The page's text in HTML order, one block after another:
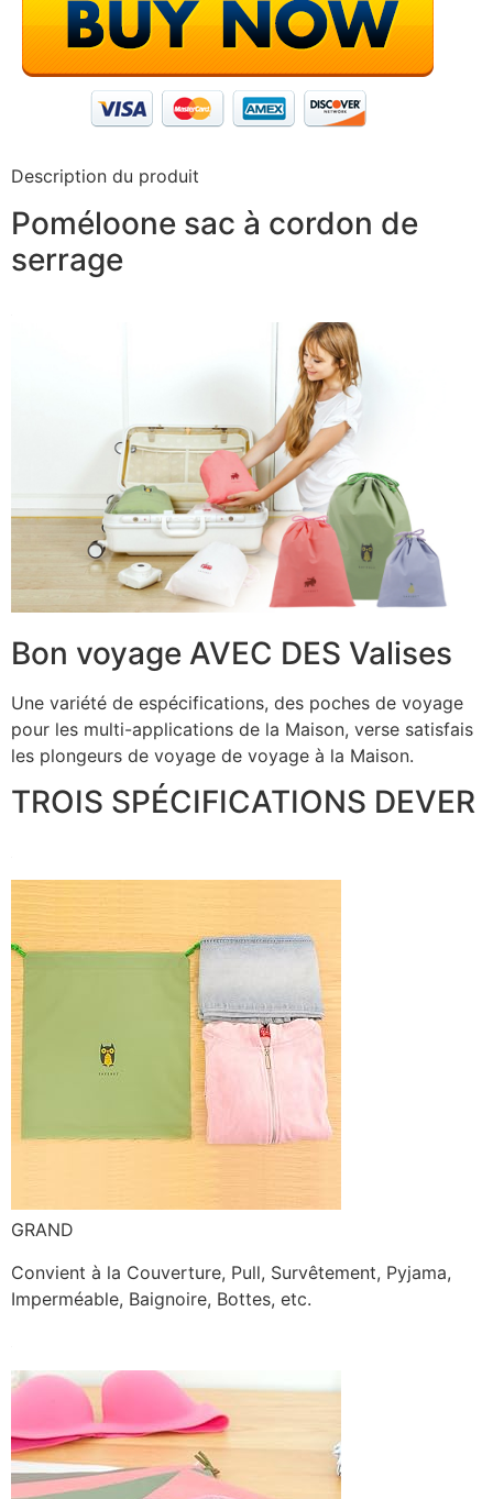
Description du produit
Poméloone sac à cordon de
serrage
Bon voyage AVEC DES Valises
Une variété de espécifications, des poches de voyage
pour les multi-applications de la Maison, verse satisfais
les plongeurs de voyage de voyage à la Maison.
TROIS SPÉCIFICATIONS DEVER
GRAND
Convient à la Couverture, Pull, Survêtement, Pyjama,
Imperméable, Baignoire, Bottes, etc.